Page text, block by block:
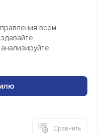
всем
Сравнить